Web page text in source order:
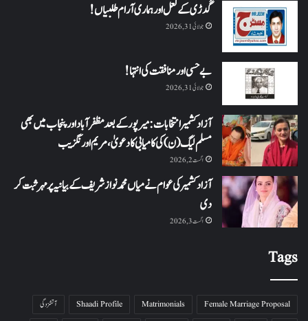
گُدڑی کے لعل اور ہماری آرام طلبیاں!
جولائی 31, 2026
بے حسی اور منافقت کی انتہا !
جولائی 31, 2026
آزاد کشمیر انتخابات: میرپور کے بعد مظفرآباد اور پنجاب میں بھی
مسلم لیگ (ن) کی کامیابی کا دعویٰ، مریم اورنگزیب
اگست 2, 2026
آزاد کشمیر کی عوام نے میاں محمد نواز شریف کے بیانیہ پر مہر ثبت کر
دی
اگست 3, 2026
Tags
Female Marriage Proposal
Matrimonials
Shaadi Profile
آتشزدگی